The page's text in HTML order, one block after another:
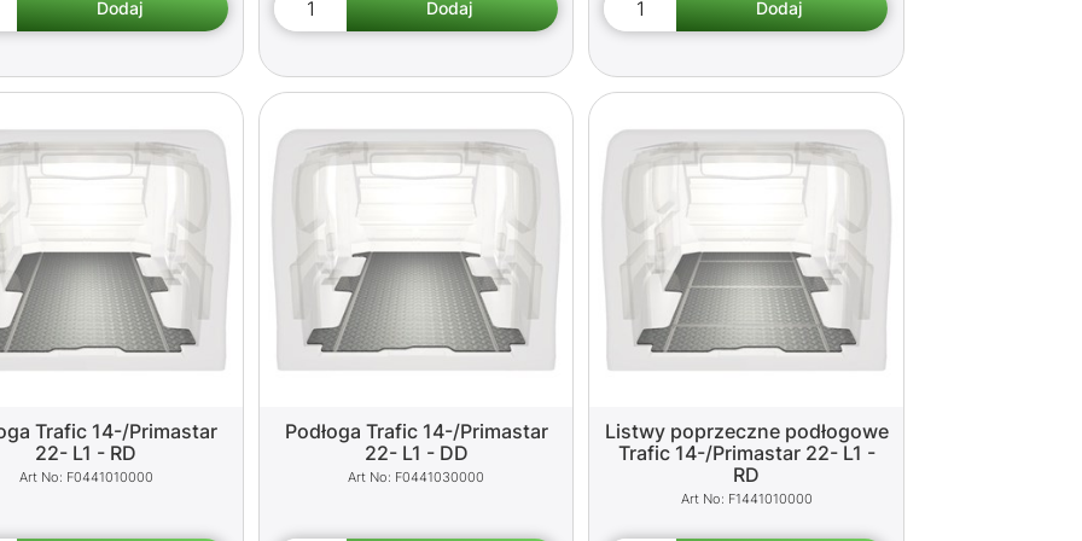
Trafic 14-/Primastar
22- L1 - RD
F0441010000
Podłoga Trafic 14-/Primastar
22- L1 - DD
F0441030000
Listwy poprzeczne podłogowe
Trafic 14-/Primastar 22- L1 -
RD
F1441010000